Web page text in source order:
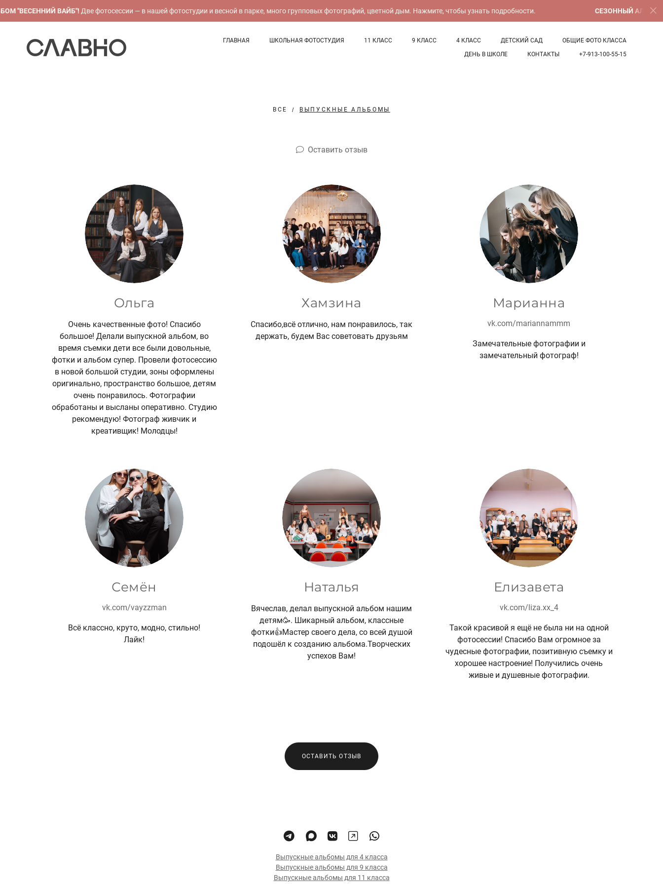
ГЛАВНАЯ ШКОЛЬНАЯ ФОТОСТУДИЯ 11 КЛАСС 9 КЛАСС 4 КЛАСС ДЕТСКИЙ САД
ОБЩИЕ ФОТО КЛАССА
ДЕНЬ В ШКОЛЕ
КОНТАКТЫ +7-913-100-55-15
ВСЕ ВЫПУСКНЫЕ АЛЬБОМЫ
Оставить отзыв
Ольга
Очень качественные фото! Спасибо
большое! Делали выпускной альбом, во
время съемки дети все были довольные,
фотки и альбом супер. Провели фотосессию
в новой большой студии, зоны оформлены
оригинально, пространство большое, детям
очень понравилось. Фотографии
обработаны и высланы оперативно. Студию
рекомендую! Фотограф живчик и
креативщик! Молодцы!
Хамзина
Спасибо,всё отлично, нам понравилось, так
держать, будем Вас советовать друзьям
Марианна
vk.com/mariannammm
Замечательные фотографии и
замечательный фотограф!
Семён
vk.com/vayzzman
Всё классно, круто, модно, стильно!
Лайк!
Наталья
Вячеслав, делал выпускной альбом нашим
детям🥳. Шикарный альбом, классные
фотки👍Мастер своего дела, со всей душой
подошёл к созданию альбома.Творческих
успехов Вам!
Елизавета
vk.com/liza.xx_4
Такой красивой я ещё не была ни на одной
фотосессии! Спасибо Вам огромное за
чудесные фотографии, позитивную съемку и
хорошее настроение! Получились очень
живые и душевные фотографии.
ОСТАВИТЬ ОТЗЫВ
Выпускные альбомы для 4 класса
Выпускные альбомы для 9 класса
Выпускные альбомы для 11 класса
"ВЕСЕННИЙ ВАЙБ"!Две фотосессии — в нашей фотостудии и весной в парке, много групповых фотографий, цветной дым. Нажмите, чтобы узнать подробности. СЕЗОННЫЙ АЛЬБОМ